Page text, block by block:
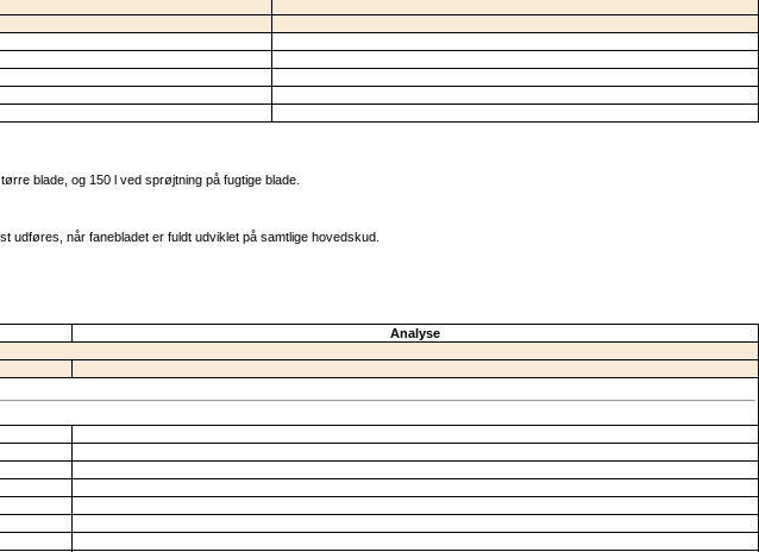
blade, og 150 l ved sprøjtning på fugtige blade.
udføres, når fanebladet er fuldt udviklet på samtlige hovedskud.
Analyse